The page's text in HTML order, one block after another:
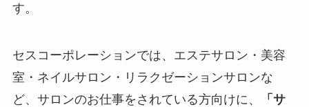
す。
セスコーポレーションでは、エステサロン・美容
室・ネイルサロン・リラクゼーションサロンな
ど、サロンのお仕事をされている方向けに、
「サ